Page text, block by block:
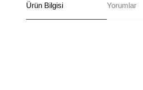
Ürün Bilgisi Yorumlar